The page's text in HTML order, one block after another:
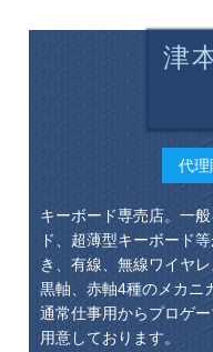
津
代理
キーボード専売店。一
ド、超薄型キーボード
き、有線、無線ワイヤ
黒軸、赤軸4種のメカニ
通常仕事用からプロゲ
用意しております。